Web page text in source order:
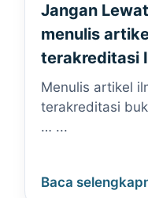
Jangan
menulis
terakreditasi
Menulis artikel
terakreditasi
… ...
Baca